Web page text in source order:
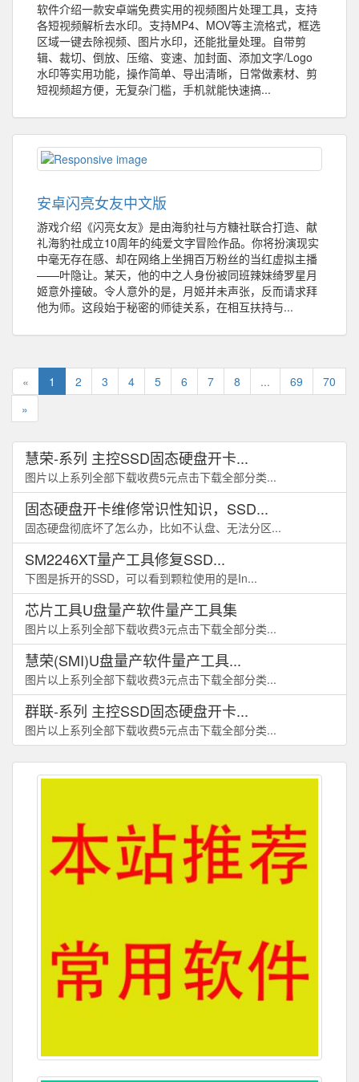
软件介绍一款安卓端免费实用的视频图片处理工具，支持
各短视频解析去水印。支持MP4、MOV等主流格式，框选
区域一键去除视频、图片水印，还能批量处理。自带剪
辑、裁切、倒放、压缩、变速、加封面、添加文字/Logo
水印等实用功能，操作简单、导出清晰，日常做素材、剪
短视频超方便，无复杂门槛，手机就能快速搞...
安卓闪亮女友中文版
游戏介绍《闪亮女友》是由海豹社与方糖社联合打造、献
礼海豹社成立10周年的纯爱文字冒险作品。你将扮演现实
中毫无存在感、却在网络上坐拥百万粉丝的当红虚拟主播
——叶隐让。某天，他的中之人身份被同班辣妹绮罗星月
姬意外撞破。令人意外的是，月姬并未声张，反而请求拜
他为师。这段始于秘密的师徒关系，在相互扶持与...
« 1 2 3 4 5 6 7 8 ... 69
70
»
慧荣-系列 主控SSD固态硬盘开卡...
图片以上系列全部下载收费5元点击下载全部分类...
固态硬盘开卡维修常识性知识，SSD...
固态硬盘彻底坏了怎么办，比如不认盘、无法分区...
SM2246XT量产工具修复SSD...
下图是拆开的SSD，可以看到颗粒使用的是In...
芯片工具U盘量产软件量产工具集
图片以上系列全部下载收费3元点击下载全部分类...
慧荣(SMI)U盘量产软件量产工具...
图片以上系列全部下载收费3元点击下载全部分类...
群联-系列 主控SSD固态硬盘开卡...
图片以上系列全部下载收费5元点击下载全部分类...